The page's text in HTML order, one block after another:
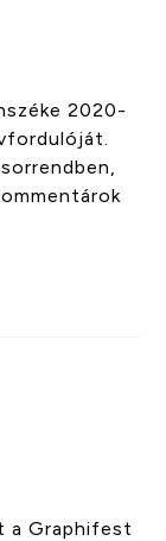
2020-
a Graphifest